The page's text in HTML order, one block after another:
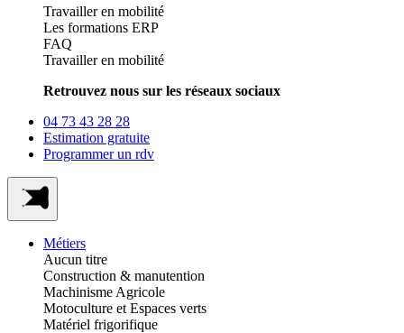
Travailler en mobilité
Les formations ERP
FAQ
Travailler en mobilité
Retrouvez nous sur les réseaux sociaux
04 73 43 28 28
Estimation gratuite
Programmer un rdv
Métiers
Aucun titre
Construction & manutention
Machinisme Agricole
Motoculture et Espaces verts
Matériel frigorifique